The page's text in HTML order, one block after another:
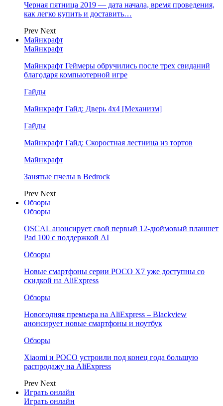
Черная пятница 2019 — дата начала, время проведения,
как легко купить и доставить…
Prev Next
Майнкрафт
Майнкрафт
Майнкрафт Геймеры обручились после трех свиданий
благодаря компьютерной игре
Гайды
Майнкрафт Гайд: Дверь 4х4 [Механизм]
Гайды
Майнкрафт Гайд: Скоростная лестница из тортов
Майнкрафт
Занятые пчелы в Bedrock
Prev Next
Обзоры
Обзоры
OSCAL анонсирует свой первый 12-дюймовый планшет
Pad 100 с поддержкой AI
Обзоры
Новые смартфоны серии POCO X7 уже доступны со
скидкой на AliExpress
Обзоры
Новогодняя премьера на AliExpress – Blackview
анонсирует новые смартфоны и ноутбук
Обзоры
Xiaomi и POCO устроили под конец года большую
распродажу на AliExpress
Prev Next
Играть онлайн
Играть онлайн